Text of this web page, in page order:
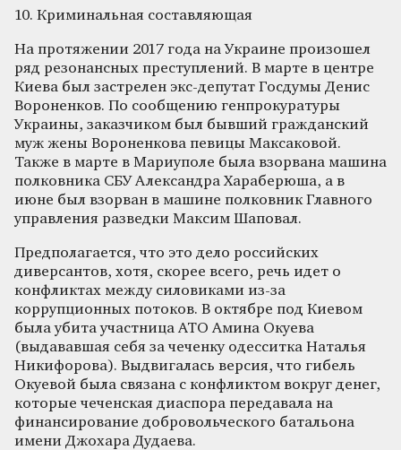
10. Криминальная составляющая
На протяжении 2017 года на Украине произошел
ряд резонансных преступлений. В марте в центре
Киева был застрелен экс-депутат Госдумы Денис
Вороненков. По сообщению генпрокуратуры
Украины, заказчиком был бывший гражданский
муж жены Вороненкова певицы Максаковой.
Также в марте в Мариуполе была взорвана машина
полковника СБУ Александра Хараберюша, а в
июне был взорван в машине полковник Главного
управления разведки Максим Шаповал.
Предполагается, что это дело российских
диверсантов, хотя, скорее всего, речь идет о
конфликтах между силовиками из-за
коррупционных потоков. В октябре под Киевом
была убита участница АТО Амина Окуева
(выдававшая себя за чеченку одесситка Наталья
Никифорова). Выдвигалась версия, что гибель
Окуевой была связана с конфликтом вокруг денег,
которые чеченская диаспора передавала на
финансирование добровольческого батальона
имени Джохара Дудаева.